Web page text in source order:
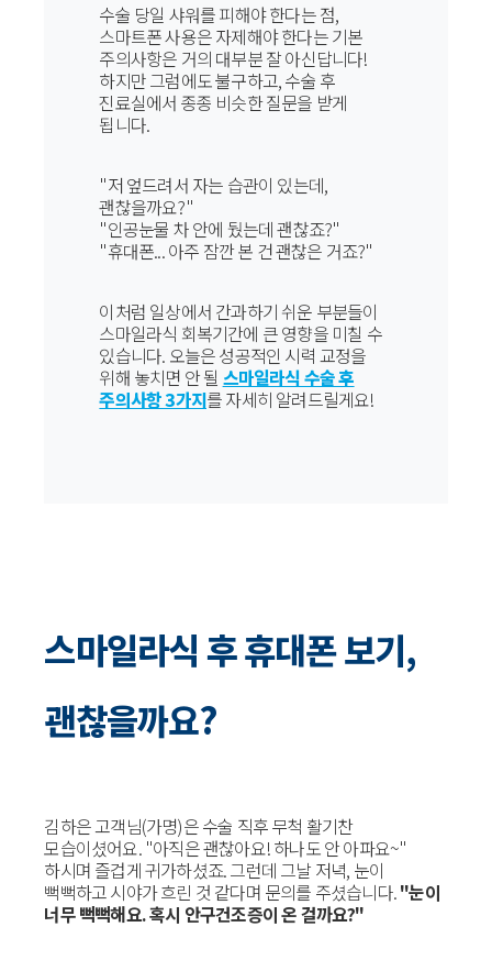
수술 당일 샤워를 피해야 한다는 점,
스마트폰 사용은 자제해야 한다는 기본
주의사항은 거의 대부분 잘 아신답니다!
하지만 그럼에도 불구하고, 수술 후
진료실에서 종종 비슷한 질문을 받게
됩니다.
"저 엎드려서 자는 습관이 있는데,
괜찮을까요?"
"인공눈물 차 안에 뒀는데 괜찮죠?"
"휴대폰... 아주 잠깐 본 건 괜찮은 거죠?"
이처럼 일상에서 간과하기 쉬운 부분들이
스마일라식 회복기간에 큰 영향을 미칠 수
있습니다. 오늘은 성공적인 시력 교정을
위해 놓치면 안 될 스마일라식 수술 후
주의사항 3가지를 자세히 알려드릴게요!
스마일라식 후 휴대폰 보기,
괜찮을까요?
김하은 고객님(가명)은 수술 직후 무척 활기찬
모습이셨어요. "아직은 괜찮아요! 하나도 안 아파요~"
하시며 즐겁게 귀가하셨죠. 그런데 그날 저녁, 눈이
뻑뻑하고 시야가 흐린 것 같다며 문의를 주셨습니다."눈이
너무 뻑뻑해요. 혹시 안구건조증이 온 걸까요?"